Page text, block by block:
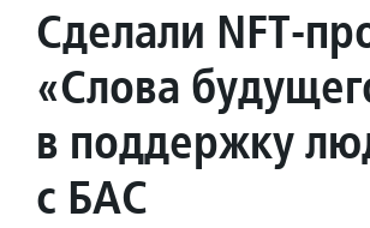
Сделали NFT-
«Слова
в поддержку
с БАС